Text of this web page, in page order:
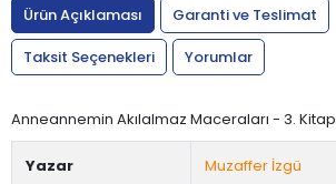
Ürün Açıklaması
Garanti ve Teslimat
Taksit Seçenekleri
Yorumlar
Anneannemin Akılalmaz Maceraları - 3. Kitap
Yazar Muzaffer İzgü